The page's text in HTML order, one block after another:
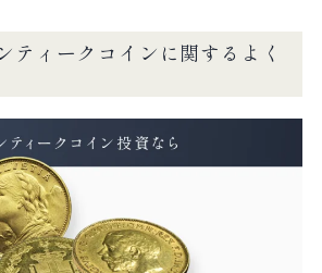
ティークコインに関するよく